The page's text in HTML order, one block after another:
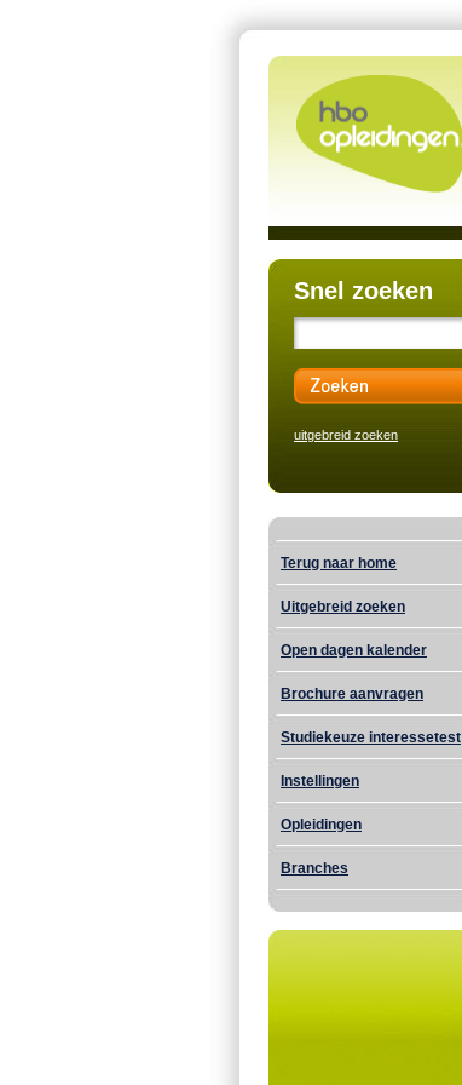
Snel zoeken
uitgebreid zoeken
Terug naar home
Uitgebreid zoeken
Open dagen kalender
Brochure aanvragen
Studiekeuze interessetest
Instellingen
Opleidingen
Branches